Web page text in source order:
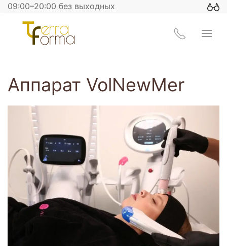
09:00–20:00 без выходных
Аппарат VolNewMer